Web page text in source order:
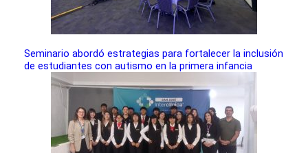
Seminario abordó estrategias para fortalecer la inclusión
de estudiantes con autismo en la primera infancia